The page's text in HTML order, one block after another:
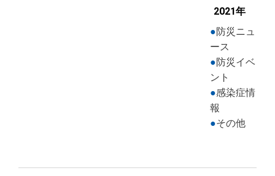
2021年
防災ニュ
ース
防災イベ
ント
感染症情
報
その他